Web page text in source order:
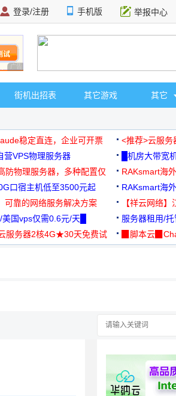
登录/注册 手机版 举报中心
广告 商业广告，理性选择
街机出招表 其它游戏 其它
稳定直连，企业可开票
<推荐>云服
营VPS物理服务器
█机房大带宽
防物理服务器，多种配置仅
RAKsmart海
用★
口宿主机低至3500元起
RAKsmart海
用★
可靠的网络服务解决方案
【祥云网络
美国vps仅需0.6元/天█
服务器租用/
务器2核4G★30天免费试
▉脚本云